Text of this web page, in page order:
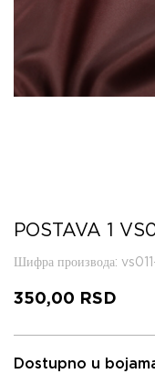
POSTAVA 1
Шифра производа:
350,00 RSD
Dostupno u